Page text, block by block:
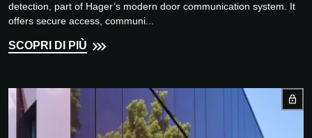
detection, part of Hager’s modern door communication system. It
offers secure access, communi...
SCOPRI DI PIÙ